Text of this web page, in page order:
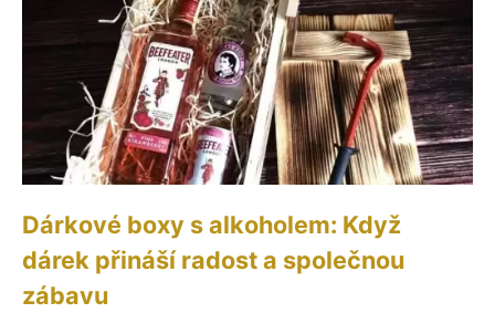
Dárkové boxy s alkoholem: Když
dárek přináší radost a společnou
zábavu